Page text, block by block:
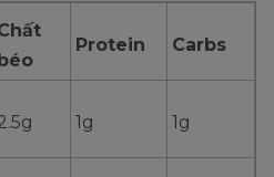
Protein Carbs
1g 1g